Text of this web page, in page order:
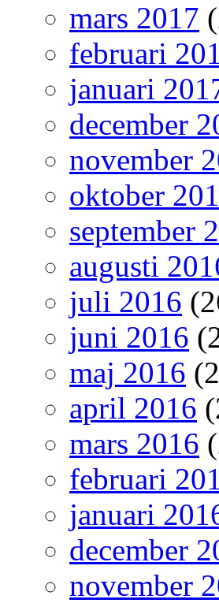
mars 2017
februari
januari
december
november
oktober
september
augusti
juli 2016
juni 2016
maj 2016
april 2016
mars 2016
februari
januari
december
november